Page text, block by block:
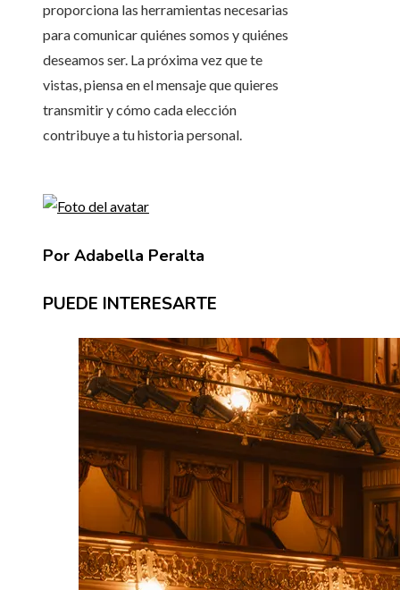
proporciona las herramientas necesarias
para comunicar quiénes somos y quiénes
deseamos ser. La próxima vez que te
vistas, piensa en el mensaje que quieres
transmitir y cómo cada elección
contribuye a tu historia personal.
Por Adabella Peralta
PUEDE INTERESARTE